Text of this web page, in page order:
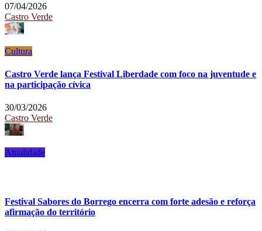
07/04/2026
Castro Verde
Cultura
Castro Verde lança Festival Liberdade com foco na juventude e
na participação cívica
30/03/2026
Castro Verde
Atualidade
Festival Sabores do Borrego encerra com forte adesão e reforça
afirmação do território